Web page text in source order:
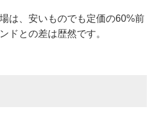
は、安いものでも定価の60%前
ドとの差は歴然です。